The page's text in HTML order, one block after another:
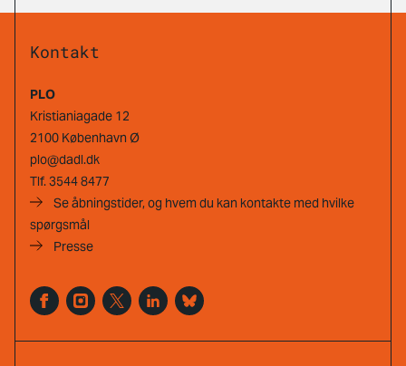
Kontakt
PLO
Kristianiagade 12
2100 København Ø
plo@dadl.dk
Tlf.3544 8477
Se åbningstider, og hvem du kan kontakte med hvilke
spørgsmål
Presse